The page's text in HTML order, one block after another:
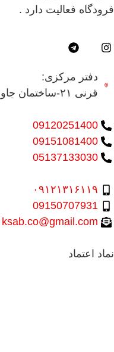
فرودگاه فعالیت دارد .
دفتر مرکزی:
قرنی ۲۱-ساختمان جاودان-ورودی اداری ۲-طبقه چهارم
09120251400
09151081400
05137133030
۰۹۱۲۱۳۱۶۱۱۹
09150707931
ksab.co@gmail.com
نماد اعتماد